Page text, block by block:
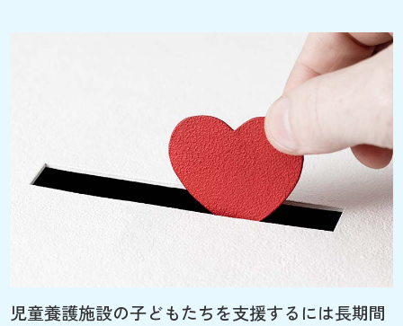
児童養護施設の子どもたちを支援するには長期間